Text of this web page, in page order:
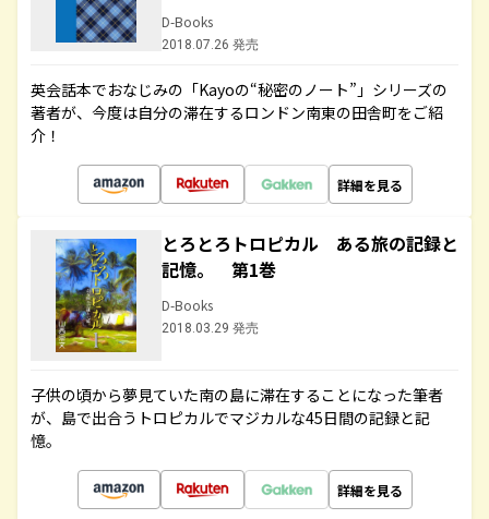
D-Books
2018.07.26 発売
英会話本でおなじみの「Kayoの“秘密のノート”」シリーズの
著者が、今度は自分の滞在するロンドン南東の田舎町をご紹
介！
詳細を見る
とろとろトロピカル ある旅の記録と
記憶。 第1巻
D-Books
2018.03.29 発売
子供の頃から夢見ていた南の島に滞在することになった筆者
が、島で出合うトロピカルでマジカルな45日間の記録と記
憶。
詳細を見る